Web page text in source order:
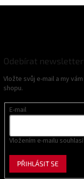
Odebírat newsletter
Vložte svůj e-mail a my
shopu.
E-mail
Vložením e-mailu
PŘIHLÁSIT SE